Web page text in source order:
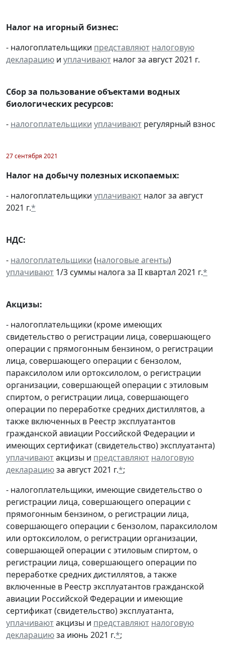
Налог на игорный бизнес:
- налогоплательщики представляют налоговую
декларацию и уплачивают налог за август 2021 г.
Сбор за пользование объектами водных
биологических ресурсов:
- налогоплательщики уплачивают регулярный взнос
27 сентября 2021
Налог на добычу полезных ископаемых:
- налогоплательщики уплачивают налог за август
2021 г.*
НДС:
- налогоплательщики (налоговые агенты)
уплачивают 1/3 суммы налога за II квартал 2021 г.*
Акцизы:
- налогоплательщики (кроме имеющих
свидетельство о регистрации лица, совершающего
операции с прямогонным бензином, о регистрации
лица, совершающего операции с бензолом,
параксилолом или ортоксилолом, о регистрации
организации, совершающей операции с этиловым
спиртом, о регистрации лица, совершающего
операции по переработке средних дистиллятов, а
также включенных в Реестр эксплуатантов
гражданской авиации Российской Федерации и
имеющих сертификат (свидетельство) эксплуатанта)
уплачиваютакцизы и представляют налоговую
декларациюза август 2021 г.*;
- налогоплательщики, имеющие свидетельство о
регистрации лица, совершающего операции с
прямогонным бензином, о регистрации лица,
совершающего операции с бензолом, параксилолом
или ортоксилолом, о регистрации организации,
совершающей операции с этиловым спиртом, о
регистрации лица, совершающего операции по
переработке средних дистиллятов, а также
включенные в Реестр эксплуатантов гражданской
авиации Российской Федерации и имеющие
сертификат (свидетельство) эксплуатанта,
уплачиваютакцизы и представляют налоговую
декларациюза июнь 2021 г.*;